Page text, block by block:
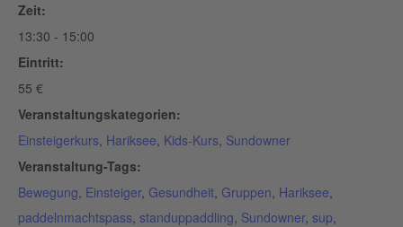
Zeit:
13:30 - 15:00
Eintritt:
55 €
Veranstaltungskategorien:
Einsteigerkurs, Hariksee, Kids-Kurs, Sundowner
Veranstaltung-Tags:
Bewegung, Einsteiger, Gesundheit, Gruppen, Hariksee,
paddelnmachtspass, standuppaddling, Sundowner, sup,